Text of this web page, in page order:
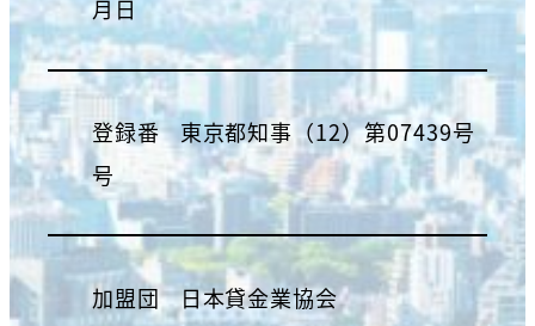
月日
登録番
号
東京都知事（12）第07439号
加盟団
日本貸金業協会